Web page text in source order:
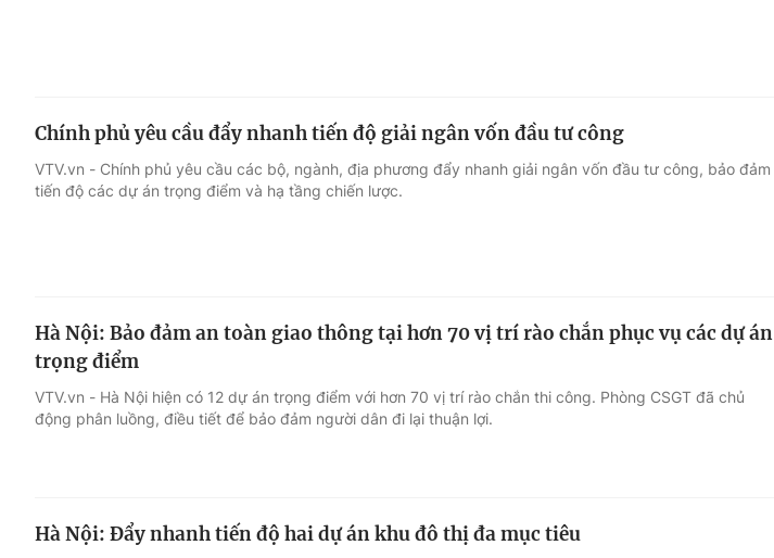
Chính phủ yêu cầu đẩy nhanh tiến độ giải ngân vốn đầu tư công
VTV.vn - Chính phủ yêu cầu các bộ, ngành, địa phương đẩy nhanh giải ngân vốn đầu tư công, bảo đảm
tiến độ các dự án trọng điểm và hạ tầng chiến lược.
Hà Nội: Bảo đảm an toàn giao thông tại hơn 70 vị trí rào chắn phục vụ các dự án
trọng điểm
VTV.vn - Hà Nội hiện có 12 dự án trọng điểm với hơn 70 vị trí rào chắn thi công. Phòng CSGT đã chủ
động phân luồng, điều tiết để bảo đảm người dân đi lại thuận lợi.
Hà Nội: Đẩy nhanh tiến độ hai dự án khu đô thị đa mục tiêu